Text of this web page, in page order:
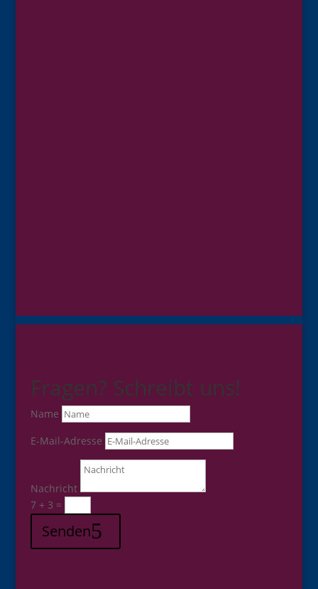
Fragen? Schreibt uns!
Name
E-Mail-Adresse
Nachricht
7 + 3 =
Senden